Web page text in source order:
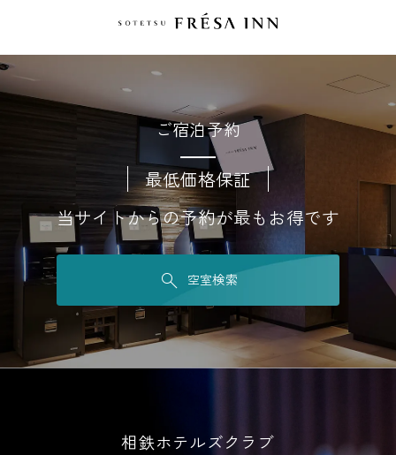
ご宿泊予約
最低価格保証
当サイトからの予約が最もお得です
空室検索
相鉄ホテルズクラブ